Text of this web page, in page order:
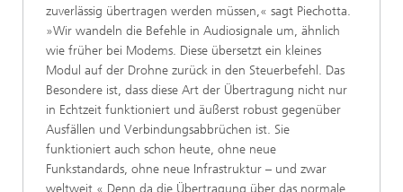
zuverlässig übertragen werden müssen,« sagt Piechotta.
»Wir wandeln die Befehle in Audiosignale um, ähnlich
wie früher bei Modems. Diese übersetzt ein kleines
Modul auf der Drohne zurück in den Steuerbefehl. Das
Besondere ist, dass diese Art der Übertragung nicht nur
in Echtzeit funktioniert und äußerst robust gegenüber
Ausfällen und Verbindungsabbrüchen ist. Sie
funktioniert auch schon heute, ohne neue
Funkstandards, ohne neue Infrastruktur – und zwar
weltweit.« Denn da die Übertragung über das normale